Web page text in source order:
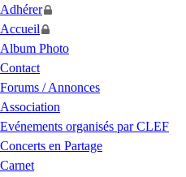
Adhérer
Accueil
Album Photo
Contact
Forums / Annonces
Association
Evénements organisés parCLEF
Concerts en Partage
Carnet